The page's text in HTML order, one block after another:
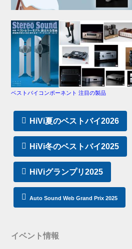
ベストバイコンポーネント 注目の製品
HiVi夏のベストバイ2026
HiVi冬のベストバイ2025
HiViグランプリ2025
Auto Sound Web Grand Prix 2025
イベント情報